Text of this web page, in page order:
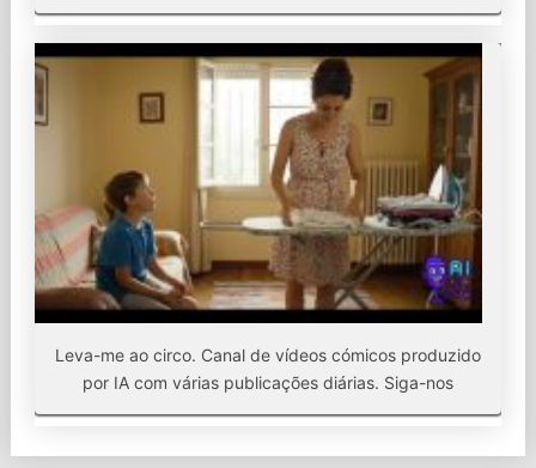
Leva-me ao circo. Canal de vídeos cómicos produzido
por IA com várias publicações diárias. Siga-nos